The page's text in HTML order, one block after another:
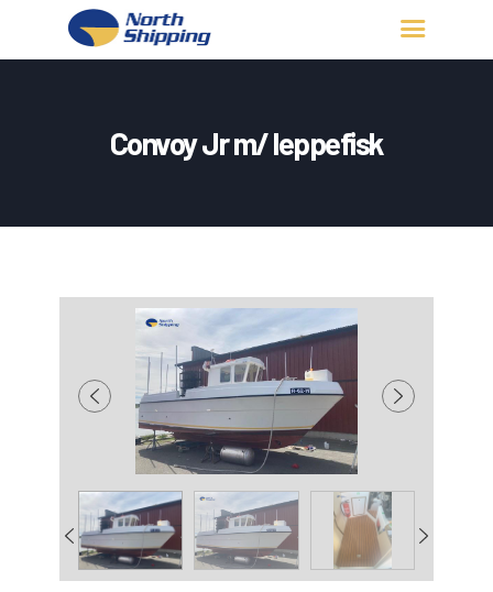
Convoy Jr m/ leppefisk
OM OSS
KONTAKT OSS